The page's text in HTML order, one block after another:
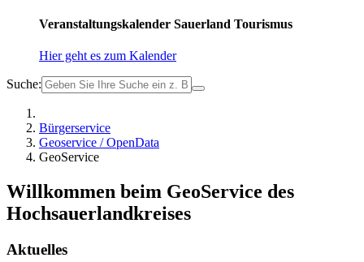
Veranstaltungskalender Sauerland Tourismus
Hier geht es zum Kalender
Suche:
Bürgerservice
Geoservice / OpenData
GeoService
Willkommen beim GeoService des
Hochsauerlandkreises
Aktuelles